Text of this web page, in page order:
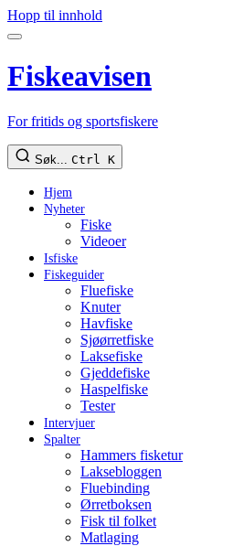
Hopp til innhold
Fiskeavisen
For fritids og sportsfiskere
Søk... Ctrl K
Hjem
Nyheter
Fiske
Videoer
Isfiske
Fiskeguider
Fluefiske
Knuter
Havfiske
Sjøørretfiske
Laksefiske
Gjeddefiske
Haspelfiske
Tester
Intervjuer
Spalter
Hammers fisketur
Laksebloggen
Fluebinding
Ørretboksen
Fisk til folket
Matlaging